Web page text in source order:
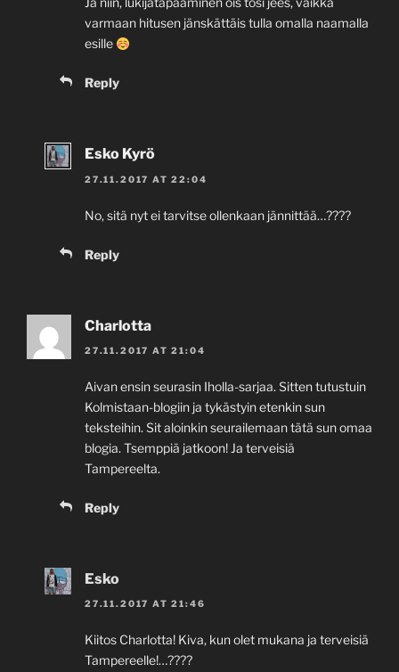
varmaan hitusen jänskättäis tulla omalla naamalla
esille
Reply
Esko Kyrö
27.11.2017 AT 22:04
No, sitä nyt ei tarvitse ollenkaan jännittää…????
Reply
Charlotta
27.11.2017 AT 21:04
Aivan ensin seurasin Iholla-sarjaa. Sitten tutustuin
Kolmistaan-blogiin ja tykästyin etenkin sun
teksteihin. Sit aloinkin seurailemaan tätä sun omaa
blogia. Tsemppiä jatkoon! Ja terveisiä
Tampereelta.
Reply
Esko
27.11.2017 AT 21:46
Kiitos Charlotta! Kiva, kun olet mukana ja terveisiä
Tampereelle!…????